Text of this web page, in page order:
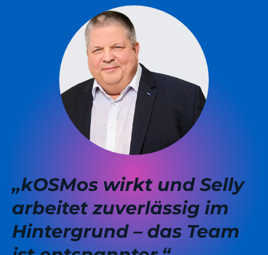
„kOSMos wirkt und Selly
arbeitet zuverlässig im
Hintergrund – das Team